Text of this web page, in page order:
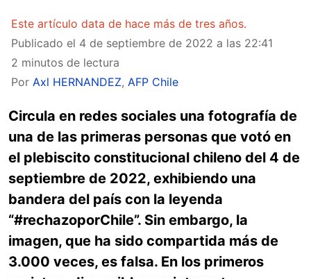
Este artículo data de hace más de tres años.
Publicado el 4 de septiembre de 2022 a las 22:41
2 minutos de lectura
Por Axl HERNANDEZ, AFP Chile
Circula en redes sociales una fotografía de
una de las primeras personas que votó en
el plebiscito constitucional chileno del 4 de
septiembre de 2022, exhibiendo una
bandera del país con la leyenda
“#rechazoporChile”. Sin embargo, la
imagen, que ha sido compartida más de
3.000 veces, es falsa. En los primeros